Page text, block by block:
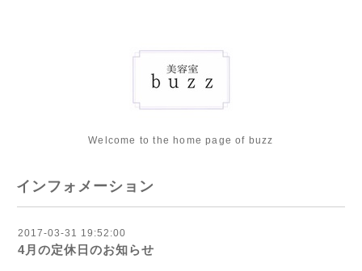
Welcome to the home page of buzz
インフォメーション
2017-03-31 19:52:00
4月の定休日のお知らせ